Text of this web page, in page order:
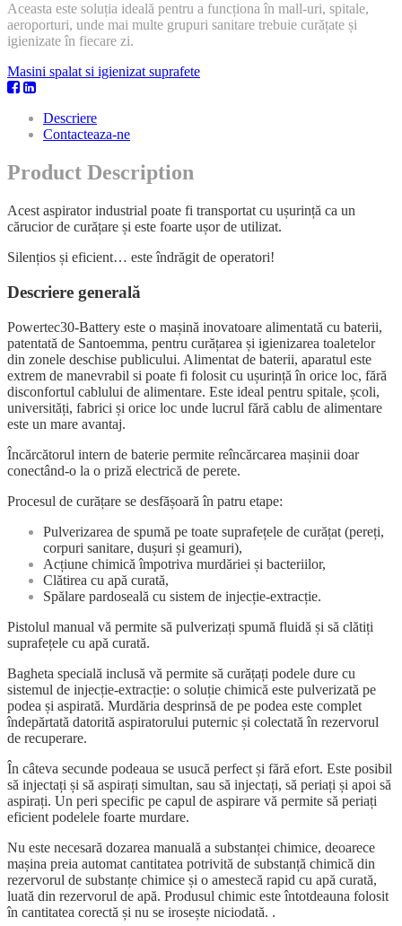
Aceasta este soluția ideală pentru a funcționa în mall-uri, spitale,
aeroporturi, unde mai multe grupuri sanitare trebuie curățate și
igienizate în fiecare zi.
Masini spalat si igienizat suprafete
Descriere
Contacteaza-ne
Product Description
Acest aspirator industrial poate fi transportat cu ușurință ca un
cărucior de curățare și este foarte ușor de utilizat.
Silențios și eficient… este îndrăgit de operatori!
Descriere generală
Powertec30-Battery este o mașină inovatoare alimentată cu baterii,
patentată de Santoemma, pentru curățarea și igienizarea toaletelor
din zonele deschise publicului. Alimentat de baterii, aparatul este
extrem de manevrabil si poate fi folosit cu ușurință în orice loc, fără
disconfortul cablului de alimentare. Este ideal pentru spitale, școli,
universități, fabrici și orice loc unde lucrul fără cablu de alimentare
este un mare avantaj.
Încărcătorul intern de baterie permite reîncărcarea mașinii doar
conectând-o la o priză electrică de perete.
Procesul de curățare se desfășoară în patru etape:
Pulverizarea de spumă pe toate suprafețele de curățat (pereți,
corpuri sanitare, dușuri și geamuri),
Acțiune chimică împotriva murdăriei și bacteriilor,
Clătirea cu apă curată,
Spălare pardoseală cu sistem de injecție-extracție.
Pistolul manual vă permite să pulverizați spumă fluidă și să clătiți
suprafețele cu apă curată.
Bagheta specială inclusă vă permite să curățați podele dure cu
sistemul de injecție-extracție: o soluție chimică este pulverizată pe
podea și aspirată. Murdăria desprinsă de pe podea este complet
îndepărtată datorită aspiratorului puternic și colectată în rezervorul
de recuperare.
În câteva secunde podeaua se usucă perfect și fără efort. Este posibil
să injectați și să aspirați simultan, sau să injectați, să periați și apoi să
aspirați. Un peri specific pe capul de aspirare vă permite să periați
eficient podelele foarte murdare.
Nu este necesară dozarea manuală a substanței chimice, deoarece
mașina preia automat cantitatea potrivită de substanță chimică din
rezervorul de substanțe chimice și o amestecă rapid cu apă curată,
luată din rezervorul de apă. Produsul chimic este întotdeauna folosit
în cantitatea corectă și nu se irosește niciodată. .